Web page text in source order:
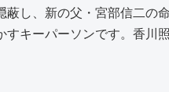
し、新の父・宮部信二の
キーパーソンです。香